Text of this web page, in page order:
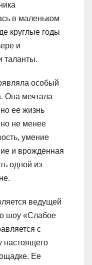
в маленьком
круглые годы
и
таланты.
особый
Она мечтала
ее жизнь
не менее
умение
и врожденная
одной из
ведущей
шоу «Слабое
с
настоящего
Ее